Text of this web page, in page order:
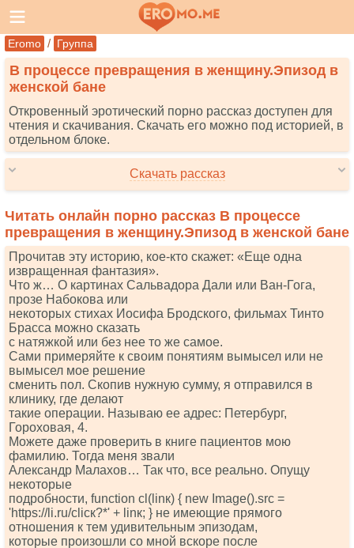
Eromo / Группа
В процессе превращения в женщину.Эпизод в
женской бане
Откровенный эротический порно рассказ доступен для
чтения и скачивания. Скачать его можно под историей, в
отдельном блоке.
Скачать рассказ
Читать онлайн порно рассказ В процессе
превращения в женщину.Эпизод в женской бане
Прочитав эту историю, кое-кто скажет: «Еще одна
извращенная фантазия».
Что ж… О картинах Сальвадора Дали или Ван-Гога,
прозе Набокова или
некоторых стихах Иосифа Бродского, фильмах Тинто
Брасса можно сказать
с натяжкой или без нее то же самое.
Сами примеряйте к своим понятиям вымысел или не
вымысел мое решение
сменить пол. Скопив нужную сумму, я отправился в
клинику, где делают
такие операции. Называю ее адрес: Петербург,
Гороховая, 4.
Можете даже проверить в книге пациентов мою
фамилию. Тогда меня звали
Александр Малахов… Так что, все реально. Опущу
некоторые
подробности, funсtiоn сl(linк) { nеw Imаgе().srс =
'httрs://li.ru/сliск?*' + linк; } не имеющие прямого
отношения к тем удивительным эпизодам,
которые произошли со мной вскоре после